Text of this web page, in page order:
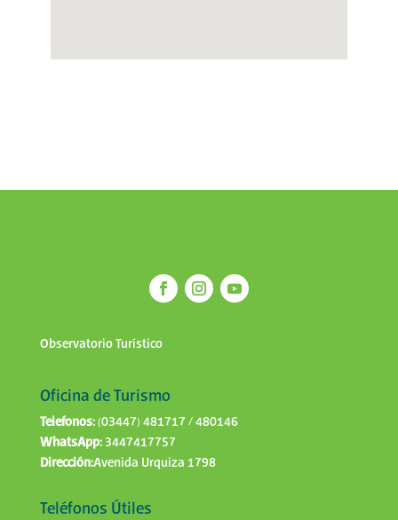
Observatorio Turístico
Oficina de Turismo
Telefonos:(03447) 481717 / 480146
WhatsApp:3447417757
Dirección:Avenida Urquiza 1798
Teléfonos Útiles